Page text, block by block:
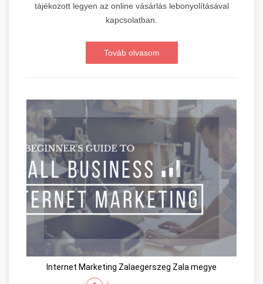
tájékozott legyen az online vásárlás lebonyolításával
kapcsolatban.
Továb olvasom
Internet Marketing Zalaegerszeg Zala megye